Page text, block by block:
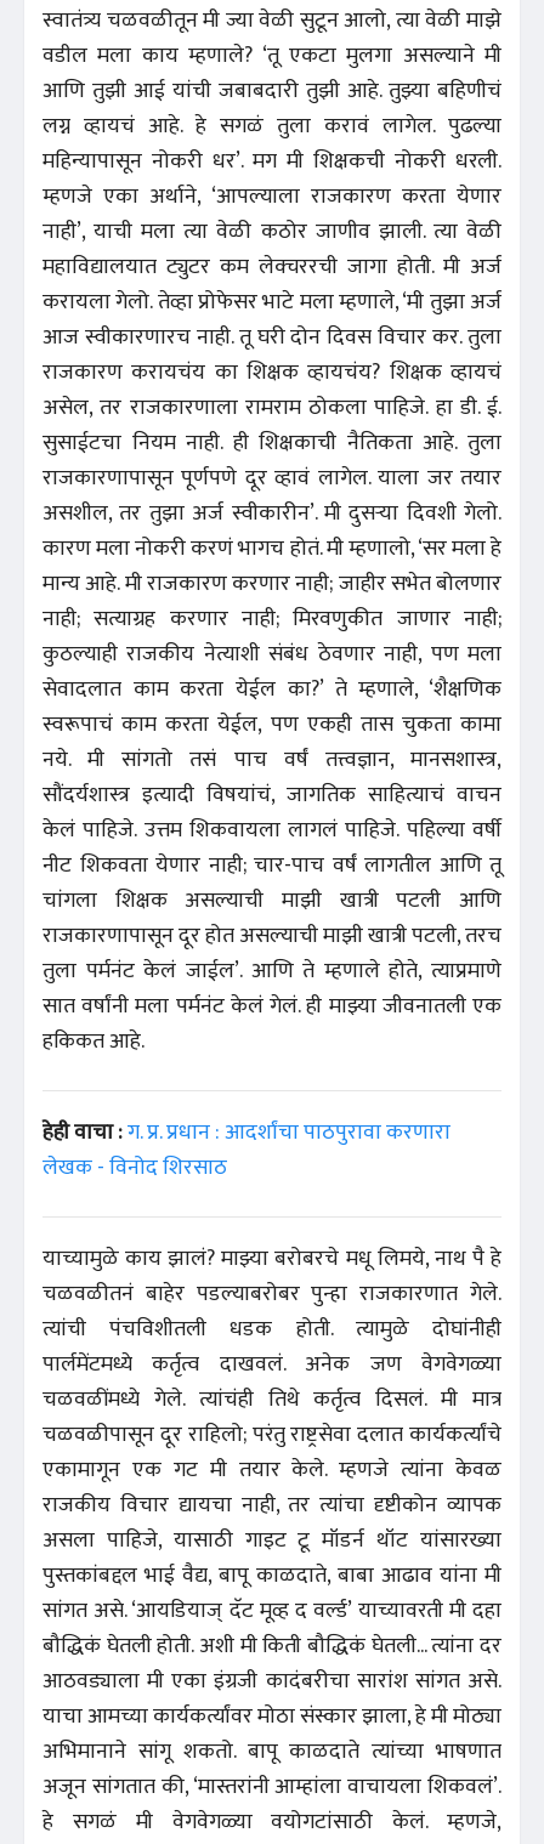
स्वातंत्र्य चळवळीतून मी ज्या वेळी सुटून आलो, त्या वेळी माझे
वडील मला काय म्हणाले? ‘तू एकटा मुलगा असल्याने मी
आणि तुझी आई यांची जबाबदारी तुझी आहे. तुझ्या बहिणीचं
लग्न व्हायचं आहे. हे सगळं तुला करावं लागेल. पुढल्या
महिन्यापासून नोकरी धर’. मग मी शिक्षकची नोकरी धरली.
म्हणजे एका अर्थाने, ‘आपल्याला राजकारण करता येणार
नाही’, याची मला त्या वेळी कठोर जाणीव झाली. त्या वेळी
महाविद्यालयात ट्युटर कम लेक्चररची जागा होती. मी अर्ज
करायला गेलो. तेव्हा प्रोफेसर भाटे मला म्हणाले, ‘मी तुझा अर्ज
आज स्वीकारणारच नाही. तू घरी दोन दिवस विचार कर. तुला
राजकारण करायचंय का शिक्षक व्हायचंय? शिक्षक व्हायचं
असेल, तर राजकारणाला रामराम ठोकला पाहिजे. हा डी. ई.
सुसाईटचा नियम नाही. ही शिक्षकाची नैतिकता आहे. तुला
राजकारणापासून पूर्णपणे दूर व्हावं लागेल. याला जर तयार
असशील, तर तुझा अर्ज स्वीकारीन’. मी दुसऱ्या दिवशी गेलो.
कारण मला नोकरी करणं भागच होतं. मी म्हणालो, ‘सर मला हे
मान्य आहे. मी राजकारण करणार नाही; जाहीर सभेत बोलणार
नाही; सत्याग्रह करणार नाही; मिरवणुकीत जाणार नाही;
कुठल्याही राजकीय नेत्याशी संबंध ठेवणार नाही, पण मला
सेवादलात काम करता येईल का?’ ते म्हणाले, ‘शैक्षणिक
स्वरूपाचं काम करता येईल, पण एकही तास चुकता कामा
नये. मी सांगतो तसं पाच वर्षं तत्त्वज्ञान, मानसशास्त्र,
सौंदर्यशास्त्र इत्यादी विषयांचं, जागतिक साहित्याचं वाचन
केलं पाहिजे. उत्तम शिकवायला लागलं पाहिजे. पहिल्या वर्षी
नीट शिकवता येणार नाही; चार-पाच वर्षं लागतील आणि तू
चांगला शिक्षक असल्याची माझी खात्री पटली आणि
राजकारणापासून दूर होत असल्याची माझी खात्री पटली, तरच
तुला पर्मनंट केलं जाईल’. आणि ते म्हणाले होते, त्याप्रमाणे
सात वर्षांनी मला पर्मनंट केलं गेलं. ही माझ्या जीवनातली एक
हकिकत आहे.
हेही वाचा :ग. प्र. प्रधान : आदर्शांचा पाठपुरावा करणारा
लेखक - विनोद शिरसाठ
याच्यामुळे काय झालं? माझ्या बरोबरचे मधू लिमये, नाथ पै हे
चळवळीतनं बाहेर पडल्याबरोबर पुन्हा राजकारणात गेले.
त्यांची पंचविशीतली धडक होती. त्यामुळे दोघांनीही
पार्लमेंटमध्ये कर्तृत्व दाखवलं. अनेक जण वेगवेगळ्या
चळवळींमध्ये गेले. त्यांचंही तिथे कर्तृत्व दिसलं. मी मात्र
चळवळीपासून दूर राहिलो; परंतु राष्ट्रसेवा दलात कार्यकर्त्यांचे
एकामागून एक गट मी तयार केले. म्हणजे त्यांना केवळ
राजकीय विचार द्यायचा नाही, तर त्यांचा दृष्टीकोन व्यापक
असला पाहिजे, यासाठी गाइट टू मॉडर्न थॉट यांसारख्या
पुस्तकांबद्दल भाई वैद्य, बापू काळदाते, बाबा आढाव यांना मी
सांगत असे. ‘आयडियाज्‌ दॅट मूव्ह द वर्ल्ड’ याच्यावरती मी दहा
बौद्धिकं घेतली होती. अशी मी किती बौद्धिकं घेतली... त्यांना दर
आठवड्याला मी एका इंग्रजी कादंबरीचा सारांश सांगत असे.
याचा आमच्या कार्यकर्त्यांवर मोठा संस्कार झाला, हे मी मोठ्या
अभिमानाने सांगू शकतो. बापू काळदाते त्यांच्या भाषणात
अजून सांगतात की, ‘मास्तरांनी आम्हांला वाचायला शिकवलं’.
हे सगळं मी वेगवेगळ्या वयोगटांसाठी केलं. म्हणजे,